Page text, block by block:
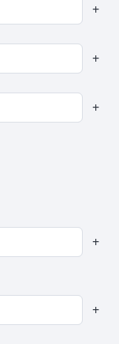
+
+
+
+
+